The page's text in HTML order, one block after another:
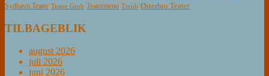
Sydhavn Teater Teater Grob Teatermenu Tivoli Østerbro Teater
TILBAGEBLIK
august 2026
juli 2026
juni 2026